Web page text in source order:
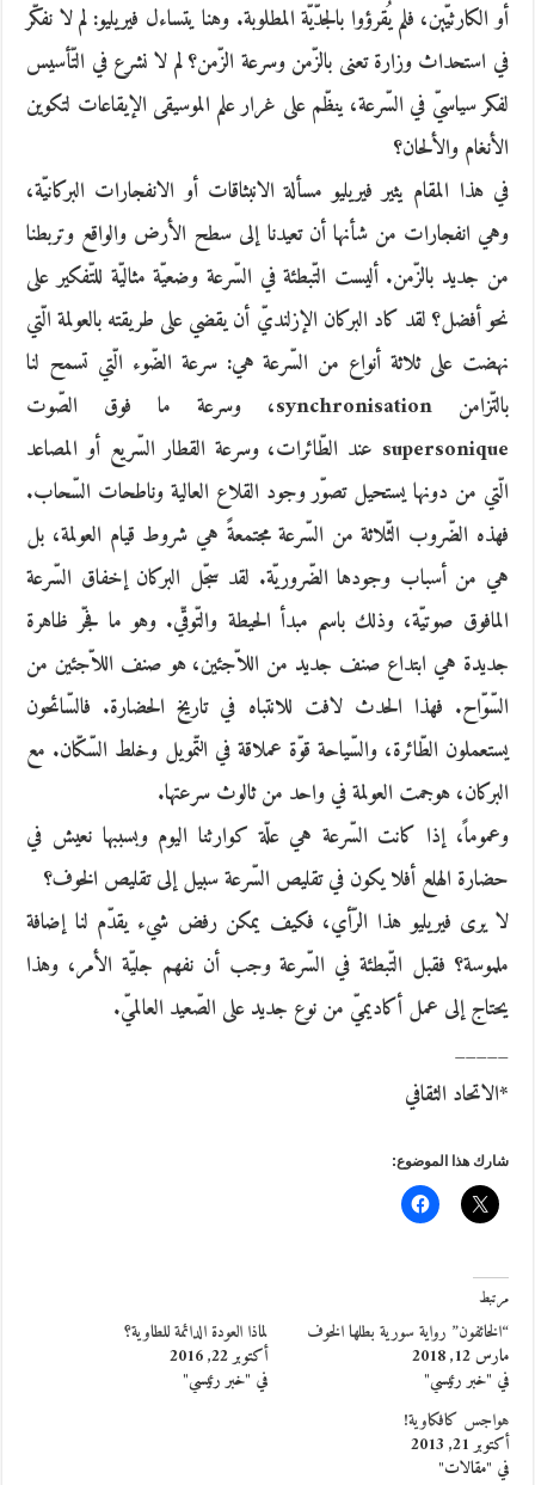
أو الكارثيّين، فلم يُقرؤوا بالجدّيّة المطلوبة. وهنا يتساءل فيريليو: لم لا نفكّر
في استحداث وزارة تعنى بالزّمن وسرعة الزّمن؟ لم لا نشرع في التّأسيس
لفكر سياسيّ في السّرعة، ينظّم على غرار علم الموسيقى الإيقاعات لتكوين
الأنغام والألحان؟
في هذا المقام يثير فيريليو مسألة الانبثاقات أو الانفجارات البركانيّة،
وهي انفجارات من شأنها أن تعيدنا إلى سطح الأرض والواقع وتربطنا
من جديد بالزّمن. أليست التّبطئة في السّرعة وضعيّة مثاليّة للتّفكير على
نحو أفضل؟ لقد كاد البركان الإزلنديّ أن يقضي على طريقته بالعولمة الّتي
نهضت على ثلاثة أنواع من السّرعة هي: سرعة الضّوء الّتي تسمح لنا
بالتّزامن synchronisation، وسرعة ما فوق الصّوت
supersonique عند الطّائرات، وسرعة القطار السّريع أو المصاعد
الّتي من دونها يستحيل تصوّر وجود القلاع العالية وناطحات السّحاب.
فهذه الضّروب الثّلاثة من السّرعة مجتمعةً هي شروط قيام العولمة، بل
هي من أسباب وجودها الضّروريّة. لقد سجّل البركان إخفاق السّرعة
المافوق صوتيّة، وذلك باسم مبدأ الحيطة والتّوقّي. وهو ما فجّر ظاهرة
جديدة هي ابتداع صنف جديد من اللاّجئين، هو صنف اللاّجئين من
السّوّاح. فهذا الحدث لافت للانتباه في تاريخ الحضارة. فالسّائحون
يستعملون الطّائرة، والسّياحة قوّة عملاقة في التّمويل وخلط السّكّان. مع
البركان، هوجمت العولمة في واحد من ثالوث سرعتها.
وعموماً، إذا كانت السّرعة هي علّة كوارثنا اليوم وبسببها نعيش في
حضارة الهلع أفلا يكون في تقليص السّرعة سبيل إلى تقليص الخوف؟
لا يرى فيريليو هذا الرّأي، فكيف يمكن رفض شيء يقدّم لنا إضافة
ملموسة؟ فقبل التّبطئة في السّرعة وجب أن نفهم جليّة الأمر، وهذا
يحتاج إلى عمل أكاديميّ من نوع جديد على الصّعيد العالميّ.
_____
*الاتحاد الثقافي
شارك هذا الموضوع:
مرتبط
“الخائفون” رواية سورية بطلها الخوف
مارس 12, 2018
في "خبر رئيسي"
لماذا العودة الدائمة للطاوية؟
أكتوبر 22, 2016
في "خبر رئيسي"
هواجس كافكاوية!
أكتوبر 21, 2013
في "مقالات"